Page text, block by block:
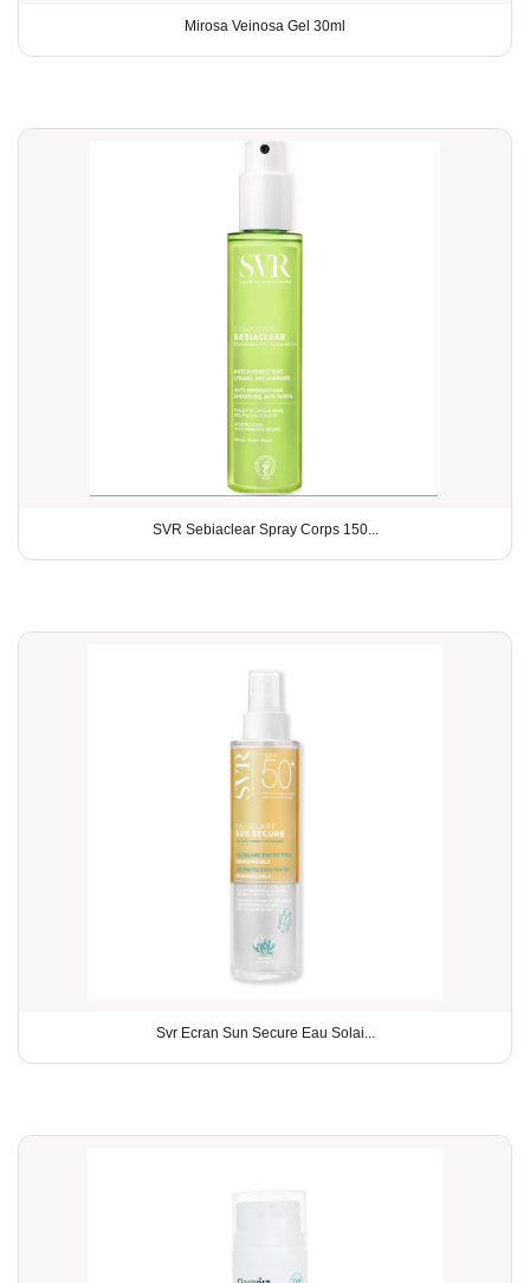
Mirosa Veinosa Gel 30ml
SVR Sebiaclear Spray Corps 150...
Svr Ecran Sun Secure Eau Solai...